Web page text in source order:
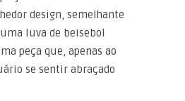
design, semelhante
luva de beisebol
peça que, apenas ao
se sentir abraçado